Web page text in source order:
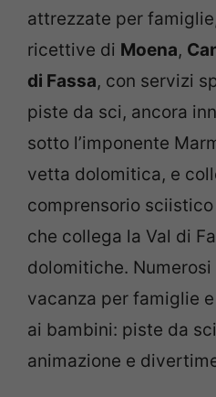
attrezzate per
ricettive di Moena,
di Fassa, con servizi
piste da sci, ancora
sotto l’imponente
vetta dolomitica, e
comprensorio sciistico
che collega la Val di
dolomitiche.
vacanza per famiglie
ai bambini: piste da
animazione e